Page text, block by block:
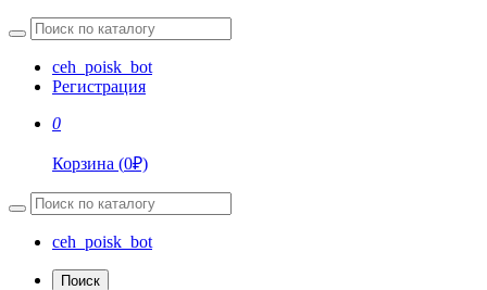
ceh_poisk_bot
Регистрация
0
Корзина (0₽)
ceh_poisk_bot
Поиск